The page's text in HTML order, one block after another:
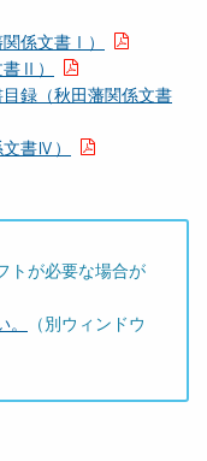
係文書Ⅰ）
Ⅱ）
録（秋田藩関係文書
書Ⅳ）
トが必要な場合が
（別ウィンドウ